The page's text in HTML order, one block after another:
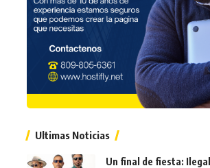
Ultimas Noticias
Un final de fiesta: